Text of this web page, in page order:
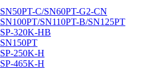
SN50PT-C/SN60PT-G2-CN
SN100PT/SN110PT-B/SN125PT
SP-320K-HB
SN150PT
SP-250K-H
SP-465K-H